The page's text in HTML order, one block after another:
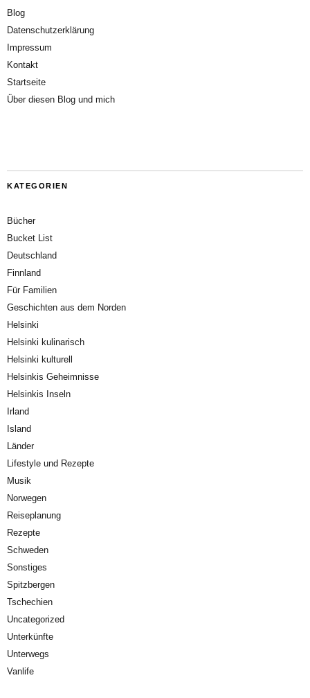
Blog
Datenschutzerklärung
Impressum
Kontakt
Startseite
Über diesen Blog und mich
KATEGORIEN
Bücher
Bucket List
Deutschland
Finnland
Für Familien
Geschichten aus dem Norden
Helsinki
Helsinki kulinarisch
Helsinki kulturell
Helsinkis Geheimnisse
Helsinkis Inseln
Irland
Island
Länder
Lifestyle und Rezepte
Musik
Norwegen
Reiseplanung
Rezepte
Schweden
Sonstiges
Spitzbergen
Tschechien
Uncategorized
Unterkünfte
Unterwegs
Vanlife